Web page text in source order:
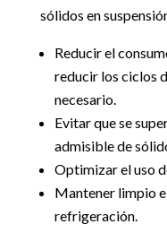
sólidos en
Reducir el
reducir los ciclos
necesario.
Evitar que se
admisible de
Optimizar el uso
Mantener limpio
refrigeración.